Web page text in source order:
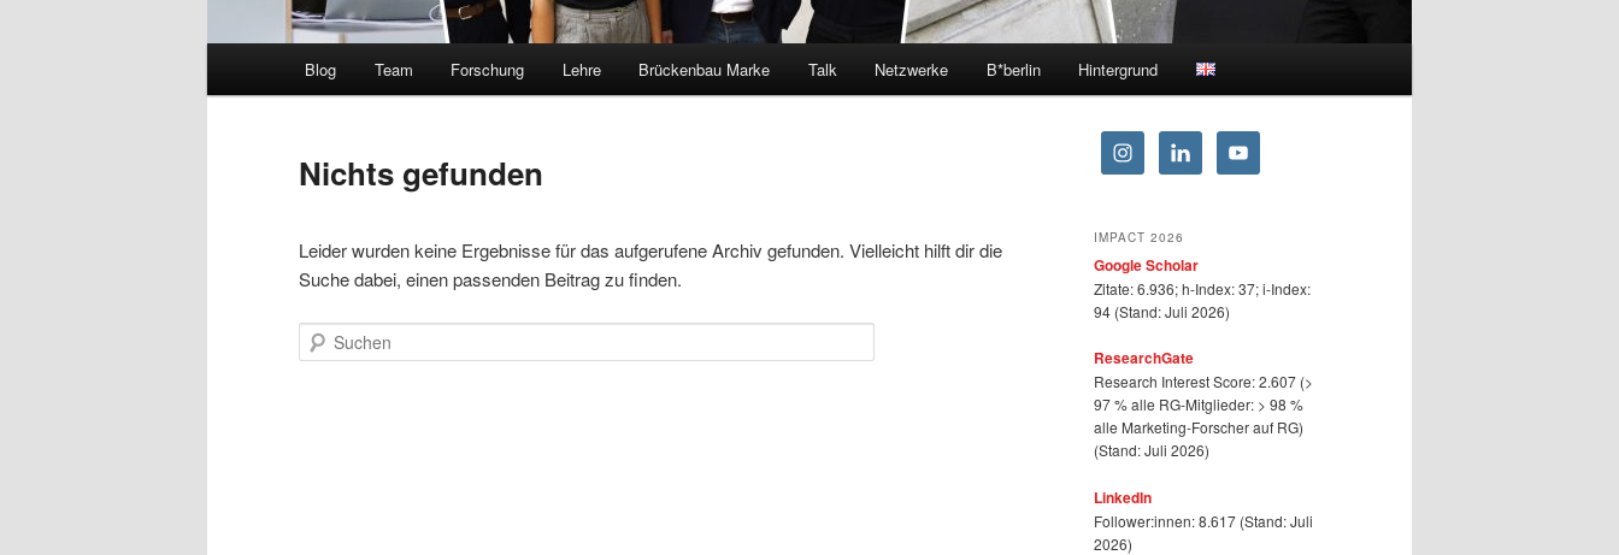
Blog Team Forschung Lehre Brückenbau Marke Talk Netzwerke B*berlin Hintergrund
Nichts gefunden
Leider wurden keine Ergebnisse für das aufgerufene Archiv gefunden. Vielleicht hilft dir die
Suche dabei, einen passenden Beitrag zu finden.
Suchen
IMPACT 2026
Google Scholar
Zitate: 6.936; h-Index: 37; i-Index:
94 (Stand: Juli 2026)
ResearchGate
Research Interest Score: 2.607 (>
97 % alle RG-Mitglieder: > 98 %
alle Marketing-Forscher auf RG)
(Stand: Juli 2026)
LinkedIn
Follower:innen: 8.617 (Stand: Juli
2026)